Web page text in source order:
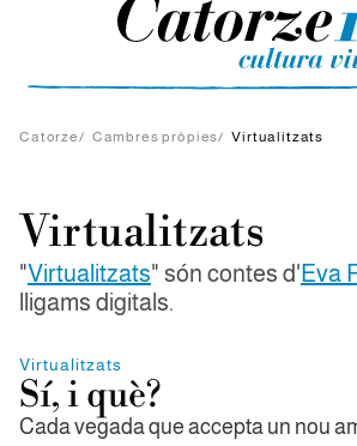
Catorze/ Cambres pròpies/ Virtualitzats
Virtualitzats
"Virtualitzats" són contes d'Eva
lligams digitals.
Virtualitzats
Sí, i què?
Cada vegada que accepta un nou